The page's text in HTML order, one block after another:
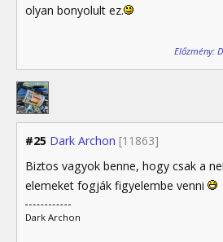
olyan bonyolult ez.
Előzmény:
#25 Dark Archon [11863]
Biztos vagyok benne, hogy csak a
elemeket fogják figyelembe venni
Dark Archon